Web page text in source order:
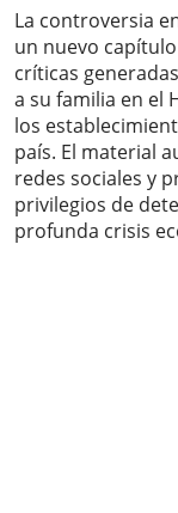
La controversia
un nuevo
críticas
a su familia en el
los
país. El material
redes sociales y
privilegios de
profunda crisis